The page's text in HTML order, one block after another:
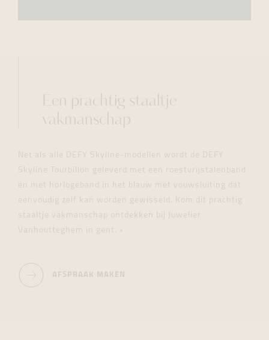
Een prachtig staaltje
vakmanschap
Net als alle DEFY Skyline-modellen wordt de DEFY
Skyline Tourbillon geleverd met een roestvrijstalenband
en met horlogeband in het blauw met vouwsluiting dat
eenvoudig zelf kan worden gewisseld. Kom dit prachtig
staaltje vakmanschap ontdekken bij Juwelier
Vanhoutteghem in gent.
AFSPRAAK MAKEN